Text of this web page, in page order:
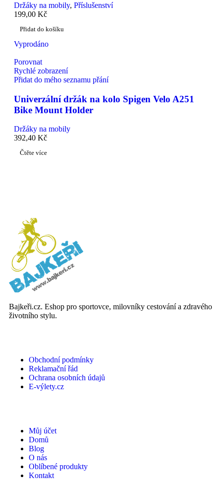
Držáky na mobily, Příslušenství
199,00 Kč
Přidat do košíku
Vyprodáno
Porovnat
Rychlé zobrazení
Přidat do mého seznamu přání
Univerzální držák na kolo Spigen Velo A251
Bike Mount Holder
Držáky na mobily
392,40 Kč
Čtěte více
Bajkeři.cz. Eshop pro sportovce, milovníky cestování a zdravého
životního stylu.
Obchodní podmínky
Reklamační řád
Ochrana osobních údajů
E-výlety.cz
Můj účet
Domů
Blog
O nás
Oblíbené produkty
Kontakt